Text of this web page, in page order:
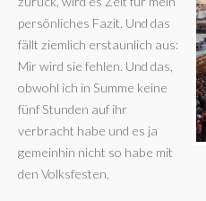
persönliches Fazit. Und das
fällt ziemlich erstaunlich aus:
Mir wird sie fehlen. Und das,
obwohl ich in Summe keine
fünf Stunden auf ihr
verbracht habe und es ja
gemeinhin nicht so habe mit
den Volksfesten.